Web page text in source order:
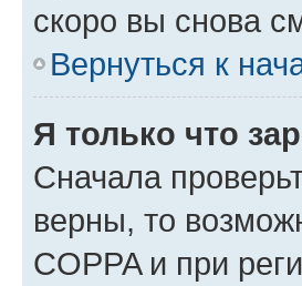
скоро вы снова
Вернуться к
Я только что
Сначала
верны, то
COPPA и при